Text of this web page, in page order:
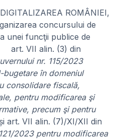
ROMÂNIEI,
concursului de
unei funcţii publice de
art. VII alin. (3) din
nr. 115/2023
în domeniul
consolidare fiscală,
pentru modificarea şi
precum şi pentru
art. VII alin. (7)/XI/XII din
2023 pentru modificarea